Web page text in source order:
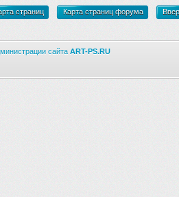
страниц Карта страниц форума
сайта ART-PS.RU